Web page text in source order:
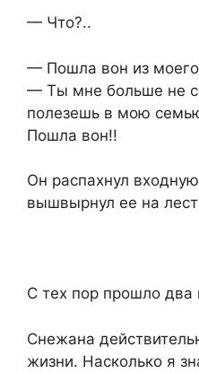
— Что?..
— Пошла вон из
— Ты мне больше не
полезешь в мою
Пошла вон!!
Он распахнул
вышвырнул ее на
С тех пор прошло два
Снежана
жизни. Насколько я